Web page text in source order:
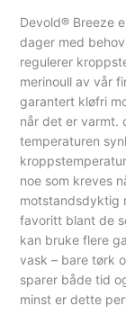
Devold® Breeze
dager med
regulerer
merinoull av vår
garantert kløfri
når det er varmt.
temperaturen
noe som kreves
motstandsdyktig
favoritt blant de
kan bruke flere
vask – bare tørk
sparer både tid
minst er dette